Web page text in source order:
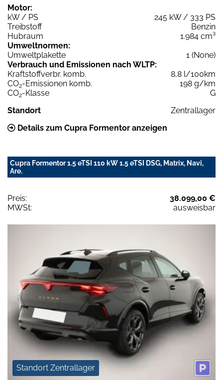
Motor:
kW / PS
245 kW / 333 PS
Treibstoff
Benzin
Hubraum
1.984 cm³
Umweltnormen:
Umweltplakette
1 (None)
Verbrauch und Emissionen nach WLTP:
Kraftstoffverbr. komb.
8,8 l/100km
CO2-Emissionen komb.
198 g/km
CO2-Klasse
G
Standort
Zentrallager
Details zum Cupra Formentor anzeigen
Cupra Formentor 1.5 eTSI 110 kW 1.5 eTSI DSG, Matrix, Navi,
Are.
Preis:
38.099,00 €
MWSt:
ausweisbar
Standort Zentrallager